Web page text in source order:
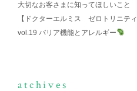
大切なお客さまに知ってほしいこと
【ドクターエルミス ゼロトリニティ
vol.19 バリア機能とアレルギー
atchives